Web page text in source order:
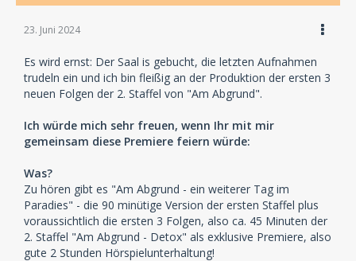
23. Juni 2024
Es wird ernst: Der Saal is gebucht, die letzten Aufnahmen
trudeln ein und ich bin fleißig an der Produktion der ersten 3
neuen Folgen der 2. Staffel von "Am Abgrund".
Ich würde mich sehr freuen, wenn Ihr mit mir
gemeinsam diese Premiere feiern würde:
Was?
Zu hören gibt es "Am Abgrund - ein weiterer Tag im
Paradies" - die 90 minütige Version der ersten Staffel plus
voraussichtlich die ersten 3 Folgen, also ca. 45 Minuten der
2. Staffel "Am Abgrund - Detox" als exklusive Premiere, also
gute 2 Stunden Hörspielunterhaltung!